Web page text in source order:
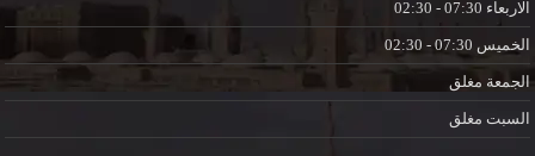
الاربعاء
الخميس
الجمعة مغلق
السبت مغلق